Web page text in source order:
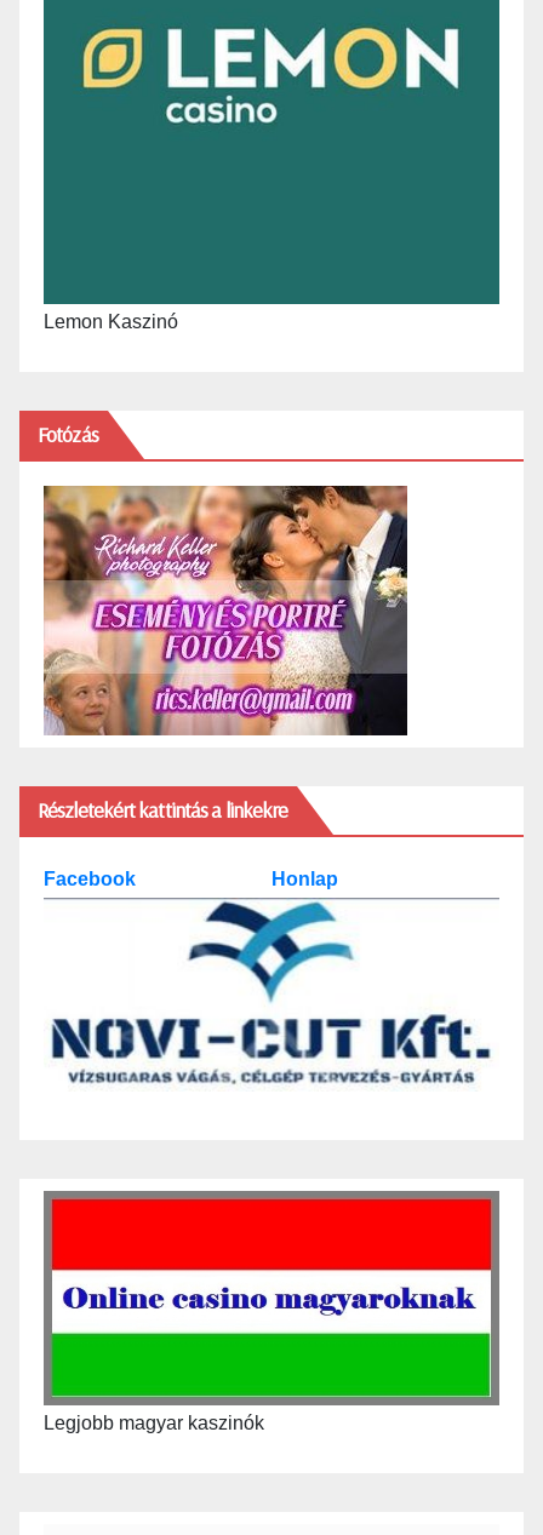
Lemon Kaszinó
Fotózás
Részletekért kattintás a linkekre
Facebook Honlap
Legjobb magyar kaszinók